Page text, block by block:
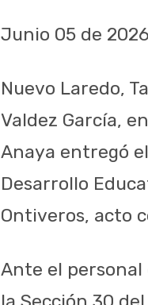
Junio 05 de 2026
Nuevo Laredo,
Valdez García,
Anaya entregó
Desarrollo
Ontiveros, acto
Ante el